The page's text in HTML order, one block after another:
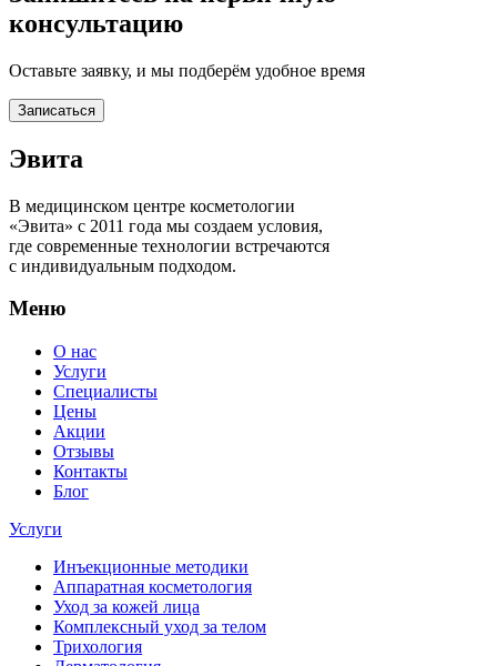
консультацию
Оставьте заявку, и мы подберём удобное время
Записаться
Эвита
В медицинском центре косметологии
«Эвита» с 2011 года мы создаем условия,
где современные технологии встречаются
с индивидуальным подходом.
Меню
О нас
Услуги
Специалисты
Цены
Акции
Отзывы
Контакты
Блог
Услуги
Инъекционные методики
Аппаратная косметология
Уход за кожей лица
Комплексный уход за телом
Трихология